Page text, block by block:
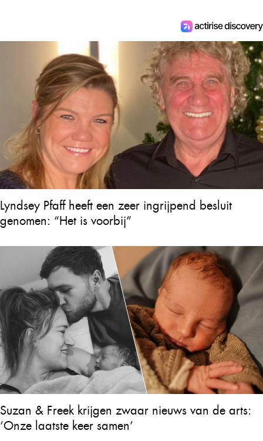
Lyndsey Pfaff heeft een zeer ingrijpend besluit
genomen: “Het is voorbij”
Suzan & Freek krijgen zwaar nieuws van de arts:
‘Onze laatste keer samen’